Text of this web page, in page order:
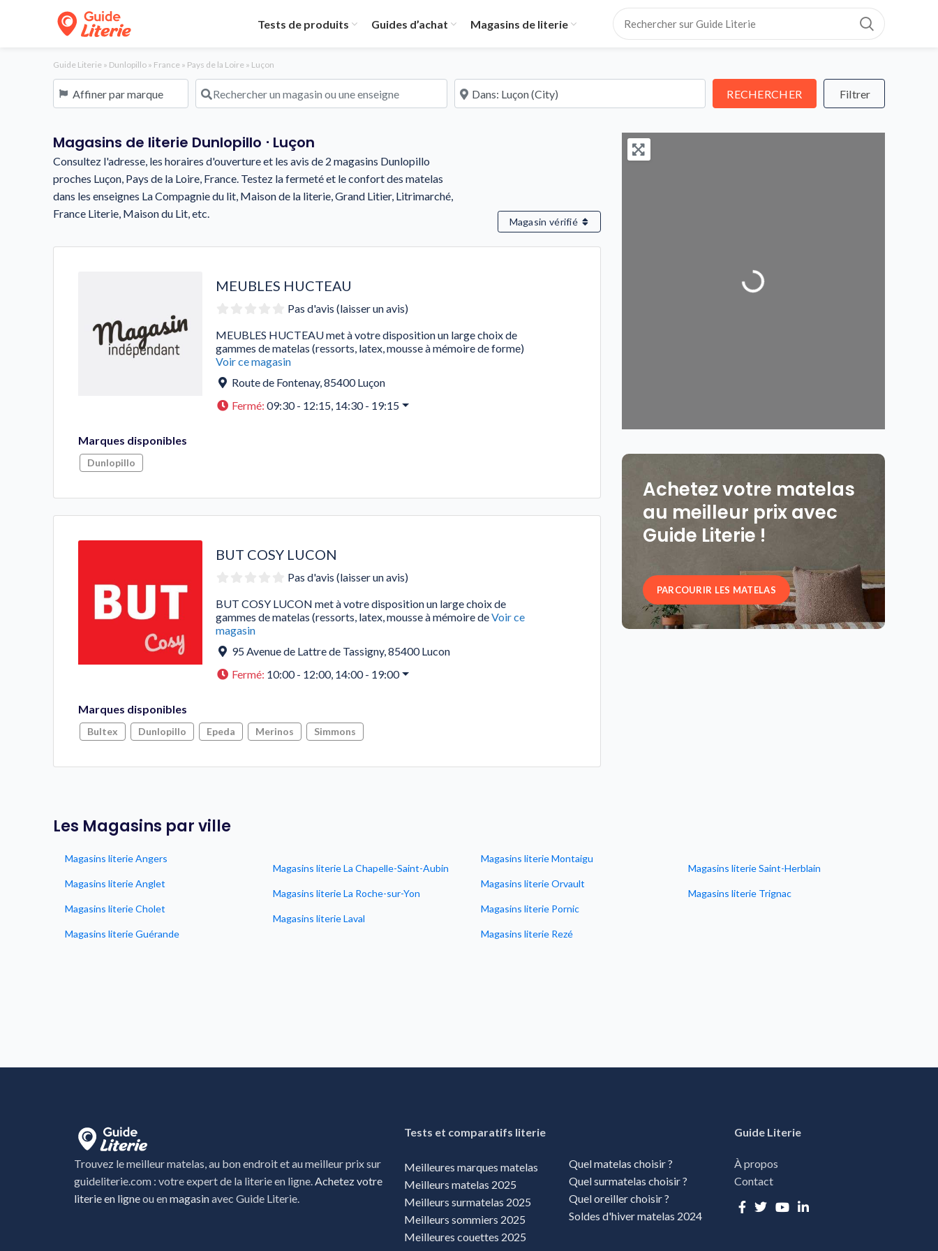
Tests de produits Guides d’achat Magasins de literie
Guide Literie » Dunlopillo » France » Pays de la Loire » Luçon
Affiner par marque Rechercher un magasin ou une enseigne À proximité de RECHERCHER RECHERCHER
Magasins de literie Dunlopillo ⋅ Luçon
Consultez l'adresse, les horaires d'ouverture et les avis de 2 magasins Dunlopillo
proches Luçon, Pays de la Loire, France. Testez la fermeté et le confort des matelas
dans les enseignes La Compagnie du lit, Maison de la literie, Grand Litier, Litrimarché,
France Literie, Maison du Lit, etc.
Magasin vérifié
MEUBLES HUCTEAU
Pas d'avis (laisser un avis)
MEUBLES HUCTEAU met à votre disposition un large choix de
gammes de matelas (ressorts, latex, mousse à mémoire de forme)
Voir ce magasin
Route de Fontenay,85400 Luçon
Fermé:09:30 - 12:15, 14:30 - 19:15
Marques disponibles
Dunlopillo
BUT COSY LUCON
Pas d'avis (laisser un avis)
BUT COSY LUCON met à votre disposition un large choix de
gammes de matelas (ressorts, latex, mousse à mémoire deVoir ce
magasin
95 Avenue de Lattre de Tassigny,85400 Lucon
Fermé: 10:00 - 12:00, 14:00 - 19:00
Marques disponibles
Bultex Dunlopillo Epeda Merinos Simmons
Loading...
Achetez votre matelas
au meilleur prix avec
Guide Literie !
PARCOURIR LES MATELAS
Les Magasins par ville
Magasins literie Angers
Magasins literie Anglet
Magasins literie Cholet
Magasins literie Guérande
Magasins literie La Chapelle-Saint-Aubin
Magasins literie La Roche-sur-Yon
Magasins literie Laval
Magasins literie Montaigu
Magasins literie Orvault
Magasins literie Pornic
Magasins literie Rezé
Magasins literie Saint-Herblain
Magasins literie Trignac
Trouvez le meilleur matelas, au bon endroit et au meilleur prix sur
guideliterie.com : votre expert de la literie en ligne.Achetez votre
literie en ligneou enmagasinavec Guide Literie.
Tests et comparatifs literie
Meilleures marques matelas
Meilleurs matelas 2025
Meilleurs surmatelas 2025
Meilleurs sommiers 2025
Meilleures couettes 2025
Quel matelas choisir ?
Quel surmatelas choisir ?
Quel oreiller choisir ?
Soldes d'hiver matelas 2024
Guide Literie
À propos
Contact